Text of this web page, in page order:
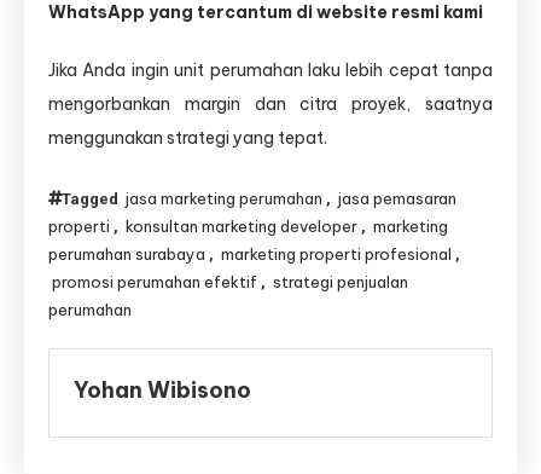
WhatsApp yang tercantum di website resmi kami
Jika Anda ingin unit perumahan laku lebih cepat tanpa
mengorbankan margin dan citra proyek, saatnya
menggunakan strategi yang tepat.
Tagged jasa marketing perumahan , jasa pemasaran
properti , konsultan marketing developer , marketing
perumahan surabaya , marketing properti profesional ,
promosi perumahan efektif , strategi penjualan
perumahan
Yohan Wibisono